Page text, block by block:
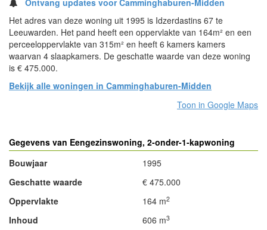
Ontvang updates voor Camminghaburen-Midden
Het adres van deze woning uit 1995 is Idzerdastins 67 te
Leeuwarden. Het pand heeft een oppervlakte van 164m² en een
perceeloppervlakte van 315m² en heeft 6 kamers kamers
waarvan 4 slaapkamers. De geschatte waarde van deze woning
is € 475.000.
Bekijk alle woningen in Camminghaburen-Midden
Toon in Google Maps
Gegevens van Eengezinswoning, 2-onder-1-kapwoning
Bouwjaar
1995
Geschatte waarde
€ 475.000
Oppervlakte
164 m2
Inhoud 606 m3